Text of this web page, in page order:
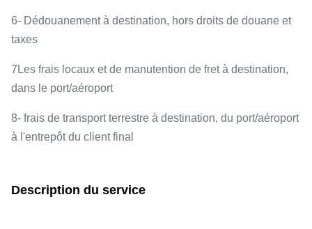
6- Dédouanement à destination, hors droits de douane et
taxes
7Les frais locaux et de manutention de fret à destination,
dans le port/aéroport
8- frais de transport terrestre à destination, du port/aéroport
à l'entrepôt du client final
Description du service